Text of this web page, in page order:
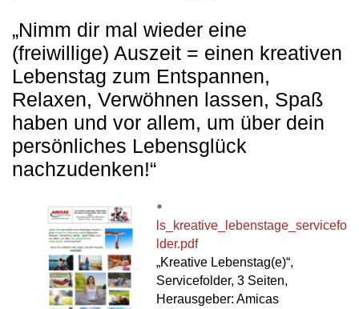
„Nimm dir mal wieder eine
(freiwillige) Auszeit = einen kreativen
Lebenstag zum Entspannen,
Relaxen, Verwöhnen lassen, Spaß
haben und vor allem, um über dein
persönliches Lebensglück
nachzudenken!“
ls_kreative_lebenstage_servicefo
lder.pdf
„Kreative Lebenstag(e)“,
Servicefolder, 3 Seiten,
Herausgeber: Amicas